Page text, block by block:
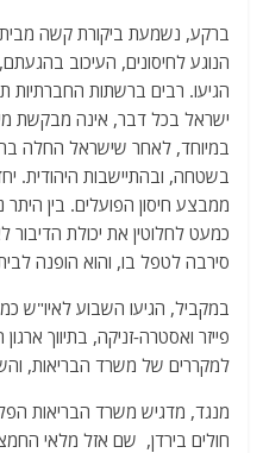
ברקע, נשמעת ביקורת קשה
הנוגע לחיסונים, העיכוב
הגיעו. רבים ברשתות
ישראל בכל דבר, אינה מבקשת
במיוחד, לאחר שישראל החלה
בשטחה, ובהתיישבות היהודית.
ממבצע חיסון הפועלים. בין היתר
כמעט לחלוטין את יכולת
סירבה לטפל בו, והוא הופנה
במקביל, הגיעו השבוע לאיו"ש
פייזר ואסטרה-זניקה, בתיווך
למקררים של משרד הבריאות,
מנגד, מדגיש משרד הבריאות
חולים בירדן, שם אזל מלאי